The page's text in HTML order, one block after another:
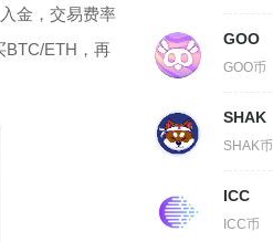
金，交易费率
BTC/ETH，再
GOO
GOO币
SHAK
SHAK币
ICC
ICC币